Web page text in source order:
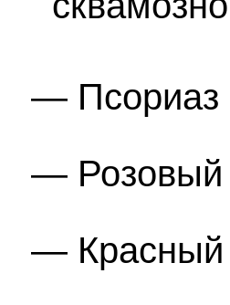
Псориаз